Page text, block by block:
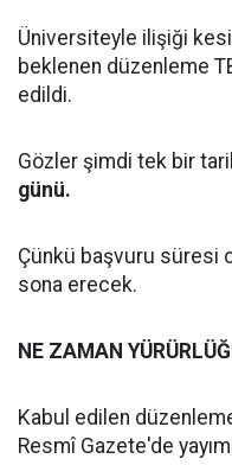
Üniversiteyle ilişiği
beklenen düzenleme
edildi.
Gözler şimdi tek bir
günü.
Çünkü başvuru süresi
sona erecek.
NE ZAMAN
Kabul edilen
Resmî Gazete'de